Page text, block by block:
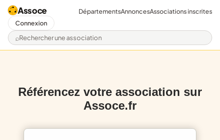
Assoce
Rechercher une association
DépartementsAnnoncesAssociations inscrites
Connexion
Référencez votre association sur
Assoce.fr